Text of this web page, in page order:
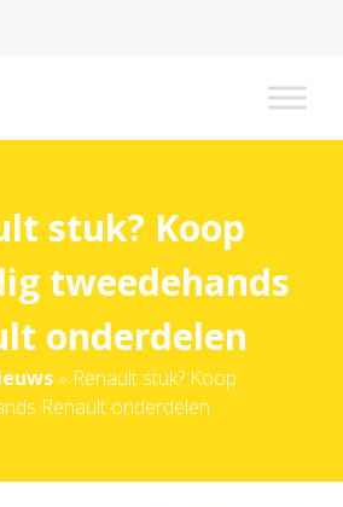
stuk? Koop
tweedehands
onderdelen
» Renault stuk? Koop
Renault onderdelen